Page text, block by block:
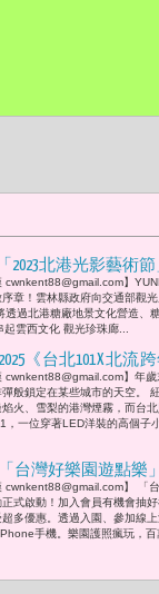
「2023北港光影藝術
北港未來將以「一
164、台61)、五遊」
日宣告「雲林厚工學
cwnkent88@gmail.com】
序章！雲林縣政府向交通部觀
透過北港糖廠地景文化營造、
雲西文化 觀光珍珠廊...
2025《 台北101 X 北流
畫》賈永婕：「讓台
站上跨年夜的世界舞
才華被全世界聽見
cwnkent88@gmail.com】年
般鎖定在某些城市的天空。
火、雪梨的港灣煙霧，而台
，一位穿著LED洋裝的高個子
「台灣好樂園遊點樂
萱和宜芳力挺支持
cwnkent88@gmail.com】 「
式啟動！加入會員有機會抽
多優惠。透過入園、參加線
手機。樂園護照瘋玩，百